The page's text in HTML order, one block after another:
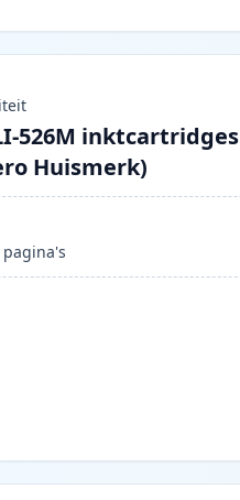
526M inktcartridges
Huismerk)
pagina's